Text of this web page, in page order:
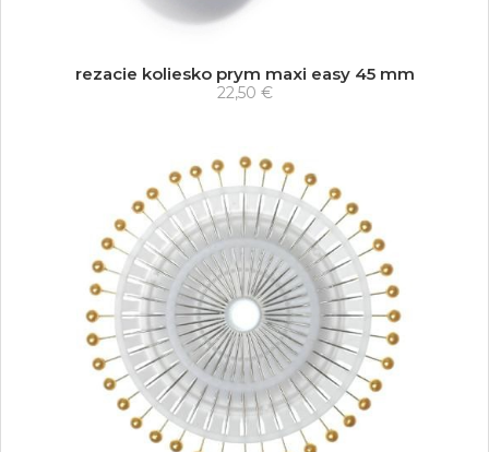
rezacie koliesko prym maxi easy 45 mm
22,50 €